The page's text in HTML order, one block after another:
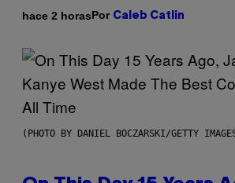
hace 2 horasPor Caleb Catlin
(PHOTO BY DANIEL BOCZARSKI/GETTY